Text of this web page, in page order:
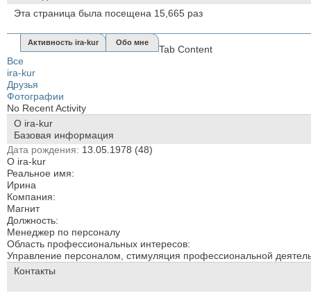
Эта страница была посещена 15,665 раз
Активность ira-kur Обо мне
Tab Content
Все
ira-kur
Друзья
Фотографии
No Recent Activity
О ira-kur
Базовая информация
Дата рождения
13.05.1978 (48)
О ira-kur
Реальное имя:
Ирина
Компания:
Магнит
Должность:
Менеджер по персоналу
Область профессиональных интересов:
Управление персоналом, стимуляция профессиональной
Контакты